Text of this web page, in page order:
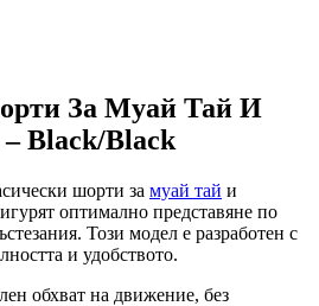
За Муай Тай И
– Black/Black
шорти за муай тай и
оптимално представяне по
Този модел е разработен с
и удобството.
обхват на движение, без